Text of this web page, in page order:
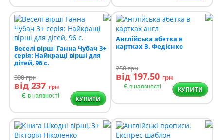
Веселі вірші Ганна Чубач 3+
серія: Найкращі вірші для
дітей, 96 с.
300грн
від 237 грн
Є в наявності КУПИТИ
Англійська абетка в
картках В. Федієнко
250грн
від 197.50 грн
Є в наявності КУПИТИ